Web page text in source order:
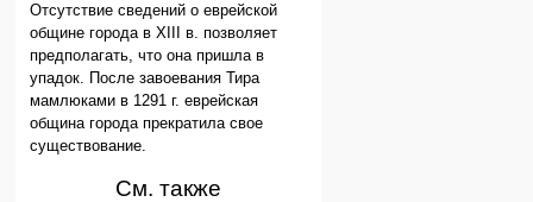
Отсутствие сведений о еврейской
общине города в XIII в. позволяет
предполагать, что она пришла в
упадок. После завоевания Тира
мамлюками в 1291 г. еврейская
община города прекратила свое
существование.
См. также